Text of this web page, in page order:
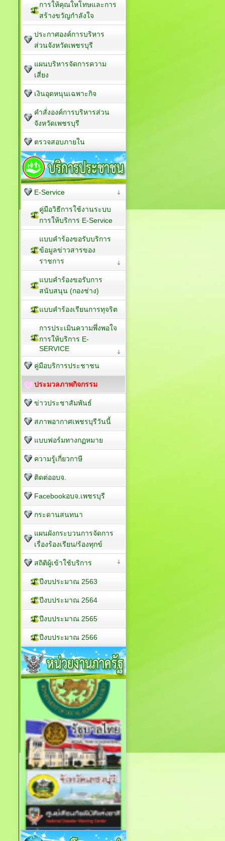
การให้คุณใหโทษและการ
สร้างขวัญกำลังใจ
ประกาศองค์การบริหาร
ส่วนจังหวัดเพชรบุรี
แผนบริหารจัดการความ
เสี่ยง
เงินอุดหนุนเฉพาะกิจ
คำสั่งองค์การบริหารส่วน
จังหวัดเพชรบุรี
ตรวจสอบภายใน
E-Service
คู่มือวิธีการใช้งานระบบ
การให้บริการ E-Service
แบบคำร้องขอรับบริการ
ข้อมูลข่าวสารของ
ราชการ
แบบคำร้องขอรับการ
สนับสนุน (กองช่าง)
แบบคำร้องเรียนการทุจริต
การประเมินความพึ่งพอใจ
การให้บริการ E-
SERVICE
คู่มือบริการประชาชน
ประมวลภาพกิจกรรม
ข่าวประชาสัมพันธ์
สภาพอากาศเพชรบุรีวันนี้
แบบฟอร์มทางกฏหมาย
ความรู้เกี่ยวกาษี
ติดต่ออบจ.
Facebookอบจ.เพชรบุรี
กระดานสนทนา
แผนผังกระบวนการจัดการ
เรื่องร้องเรียน/ร้องทุกข์
สถิติผู้เข้าใช้บริการ
ปีงบประมาณ 2563
ปีงบประมาณ 2564
ปีงบประมาณ 2565
ปีงบประมาณ 2566